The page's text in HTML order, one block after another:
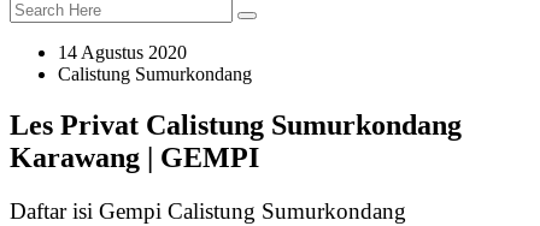
14 Agustus 2020
Calistung Sumurkondang
Les Privat Calistung Sumurkondang
Karawang | GEMPI
Daftar isi Gempi Calistung Sumurkondang